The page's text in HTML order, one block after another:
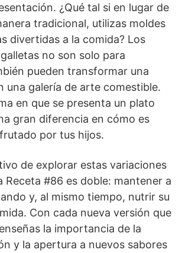
¿Qué tal si en lugar de
tradicional, utilizas moldes
divertidas a la comida? Los
no son solo para
pueden transformar una
una galería de arte comestible.
en que se presenta un plato
gran diferencia en cómo es
por tus hijos.
de explorar estas variaciones
Receta #86 es doble: mantener a
y, al mismo tiempo, nutrir su
Con cada nueva versión que
la importancia de la
y la apertura a nuevos sabores